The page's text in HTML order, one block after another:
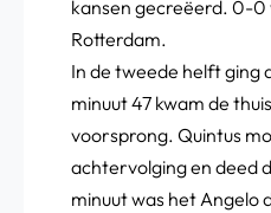
kansen gecreëerd. 0-0
Rotterdam.
In de tweede helft ging
minuut 47 kwam de
voorsprong. Quintus
achtervolging en deed
minuut was het Angelo